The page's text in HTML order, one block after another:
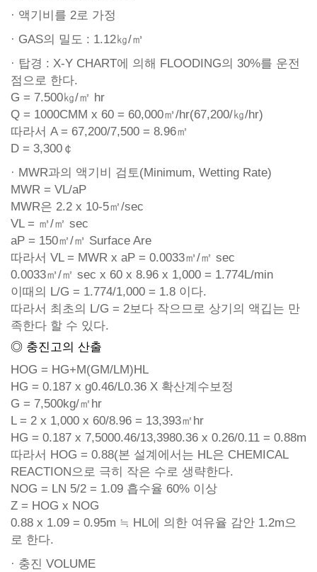
· 액기비를 2로 가정
· GAS의 밀도 : 1.12㎏/㎥
· 탑경 : X-Y CHART에 의해 FLOODING의 30%를 운전
점으로 한다.
G = 7.500㎏/㎡ hr
Q = 1000CMM x 60 = 60,000㎥/hr(67,200/㎏/hr)
따라서 A = 67,200/7,500 = 8.96㎡
D = 3,300￠
· MWR과의 액기비 검토(Minimum, Wetting Rate)
MWR = VL/aP
MWR은 2.2 x 10-5㎡/sec
VL = ㎥/㎡ sec
aP = 150㎡/㎥ Surface Are
따라서 VL = MWR x aP = 0.0033㎥/㎡ sec
0.0033㎥/㎡ sec x 60 x 8.96 x 1,000 = 1.774L/min
이때의 L/G = 1.774/1,000 = 1.8 이다.
따라서 최초의 L/G = 2보다 작으므로 상기의 액깁는 만
족한다 할 수 있다.
◎ 충진고의 산출
HOG = HG+M(GM/LM)HL
HG = 0.187 x g0.46/L0.36 X 확산계수보정
G = 7,500kg/㎡hr
L = 2 x 1,000 x 60/8.96 = 13,393㎡hr
HG = 0.187 x 7,5000.46/13,3980.36 x 0.26/0.11 = 0.88m
따라서 HOG = 0.88(본 설계에서는 HL은 CHEMICAL
REACTION으로 극히 작은 수로 생략한다.
NOG = LN 5/2 = 1.09 흡수율 60% 이상
Z = HOG x NOG
0.88 x 1.09 = 0.95m ≒ HL에 의한 여유율 감안 1.2m으
로 한다.
· 충진 VOLUME